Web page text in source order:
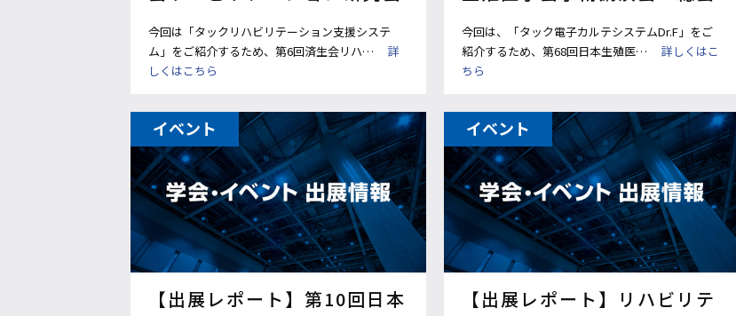
今回は「タックリハビリテーション支援システ
ム」をご紹介するため、第6回済生会リハ…
詳
しくはこちら
今回は、「タック電子カルテシステムDr.F」をご
紹介するため、第68回日本生殖医…
詳しくはこ
ちら
イベント
【出展レポート】第10回日本
イベント
【出展レポート】リハビリテ